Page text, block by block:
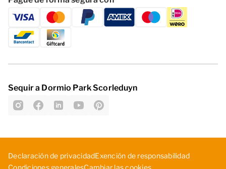
Sequir a Dormio Park Scorleduyn
D­ecl­ara­ció­n d­e p­riv­aci­dadExe­nci­ón ­de ­res­pon­sab­ili­dad
Cambiar las cookies